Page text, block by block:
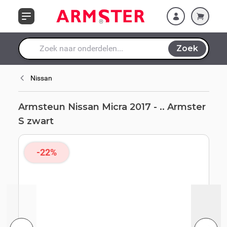
Waar ben je naar op zoek?
Zoek
Nissan
Armsteun Nissan Micra 2017 - .. Armster
S zwart
-22%